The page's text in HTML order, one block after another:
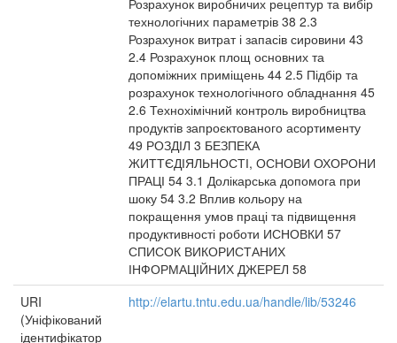
Розрахунок виробничих рецептур та вибір
технологічних параметрів 38 2.3
Розрахунок витрат і запасів сировини 43
2.4 Розрахунок площ основних та
допоміжних приміщень 44 2.5 Підбір та
розрахунок технологічного обладнання 45
2.6 Технохімічний контроль виробництва
продуктів запроєктованого асортименту
49 РОЗДІЛ 3 БЕЗПЕКА
ЖИТТЄДІЯЛЬНОСТІ, ОСНОВИ ОХОРОНИ
ПРАЦІ 54 3.1 Долікарська допомога при
шоку 54 3.2 Вплив кольору на
покращення умов праці та підвищення
продуктивності роботи ИСНОВКИ 57
СПИСОК ВИКОРИСТАНИХ
ІНФОРМАЦІЙНИХ ДЖЕРЕЛ 58
URI
(Уніфікований
ідентифікатор
http://elartu.tntu.edu.ua/handle/lib/53246